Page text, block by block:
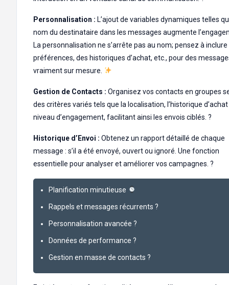
Personnalisation : L’ajout de variables dynamiques telles
nom du destinataire dans les messages augmente
La personnalisation ne s’arrête pas au nom; pensez à inclure
préférences, des historiques d’achat, etc., pour des
vraiment sur mesure.
Gestion de Contacts : Organisez vos contacts en groupes
des critères variés tels que la localisation, l’historique
niveau d’engagement, facilitant ainsi les envois ciblés. ?
Historique d’Envoi : Obtenez un rapport détaillé de chaque
message : s’il a été envoyé, ouvert ou ignoré. Une fonction
essentielle pour analyser et améliorer vos campagnes. ?
Planification minutieuse
Rappels et messages récurrents ?
Personnalisation avancée ?
Données de performance ?
Gestion en masse de contacts ?